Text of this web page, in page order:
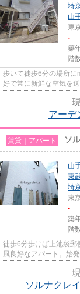
埼
山
東
-
築
階
歩いて徒歩6分の場所に
好で常に新鮮な空気を
アーデ
賃貸｜アパート ソ
山
東
埼
東
-
築
階
徒歩6分歩けば上池袋郵
風良好なアパート。始
ソルナクレ